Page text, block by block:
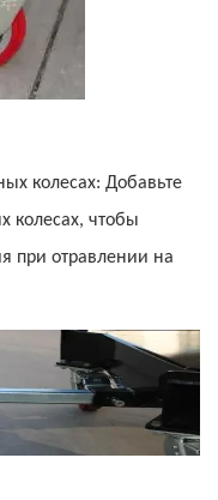
колесах: Добавьте
колесах, чтобы
при отравлении на